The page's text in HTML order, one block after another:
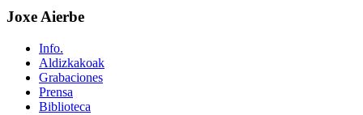
Joxe Aierbe
Info.
Aldizkakoak
Grabaciones
Prensa
Biblioteca